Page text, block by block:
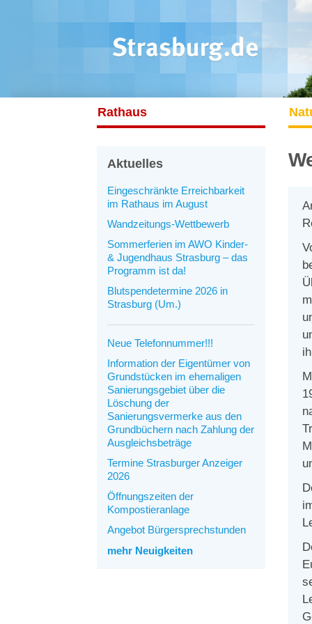
Rathaus
Aktuelles
Eingeschränkte Erreichbarkeit
im Rathaus im August
Wandzeitungs-Wettbewerb
Sommerferien im AWO Kinder-
& Jugendhaus Strasburg – das
Programm ist da!
Blutspendetermine 2026 in
Strasburg (Um.)
Neue Telefonnummer!!!
Information der Eigentümer von
Grundstücken im ehemaligen
Sanierungsgebiet über die
Löschung der
Sanierungsvermerke aus den
Grundbüchern nach Zahlung der
Ausgleichsbeträge
Termine Strasburger Anzeiger
2026
Öffnungszeiten der
Kompostieranlage
Angebot Bürgersprechstunden
mehr Neuigkeiten